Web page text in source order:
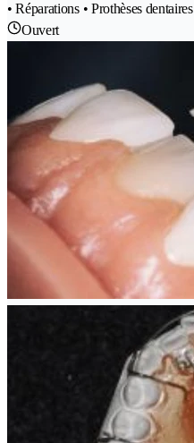
• Réparations • Prothèses dentaires
Ouvert